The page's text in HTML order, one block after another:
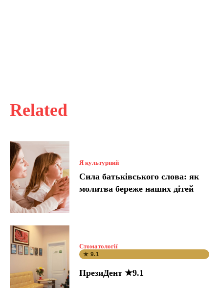
Related
Я культурний
Сила батьківського слова: як
молитва береже наших дітей
Стоматології
★ 9.1
ПрезиДент ★9.1